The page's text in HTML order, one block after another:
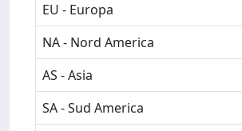
EU - Europa
NA - Nord America
AS - Asia
SA - Sud America